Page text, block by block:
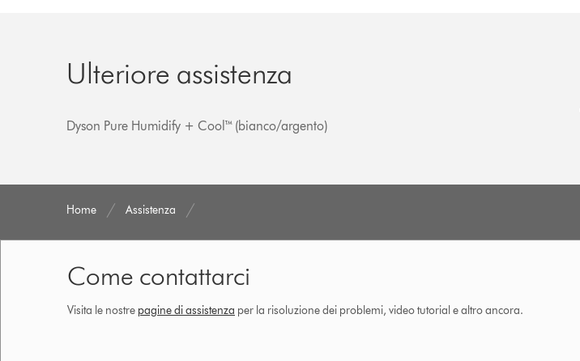
Ulteriore assistenza
Dyson Pure Humidify + Cool™ (bianco/argento)
Home Assistenza
Come contattarci
Visita le nostre pagine di assistenza per la risoluzione dei problemi, video tutorial e altro ancora.